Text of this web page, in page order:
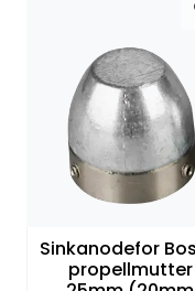
Sinkanodefor Bosvik
propellmutter